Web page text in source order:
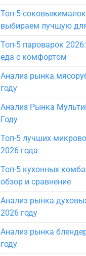
Топ-5
выбираем лучшую
Топ-5 пароварок
еда с комфортом
Анализ рынка
году
Анализ Рынка
Году
Топ-5 лучших
2026 года
Топ-5 кухонных
обзор и сравнение
Анализ рынка
2026 году
Анализ рынка
году